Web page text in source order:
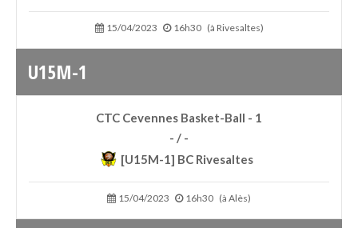
15/04/2023 16h30 (à Rivesaltes)
U15M-1
CTC Cevennes Basket-Ball - 1
- / -
[U15M-1] BC Rivesaltes
15/04/2023 16h30 (à Alès)